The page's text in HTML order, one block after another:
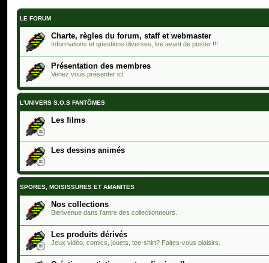
LE FORUM
Charte, règles du forum, staff et webmaster
Informations et questions diverses, lire avant de poster !!!
Présentation des membres
Venez vous présenter ici.
L'UNIVERS S.O.S FANTÔMES
Les films
Les dessins animés
SPORES, MOISISSURES ET AMANITES
Nos collections
Bienvenue dans l'antre des collectionneurs.
Les produits dérivés
Jeux vidéo, comics, jouets, tee-shirt? Faites-vous plaisirs.